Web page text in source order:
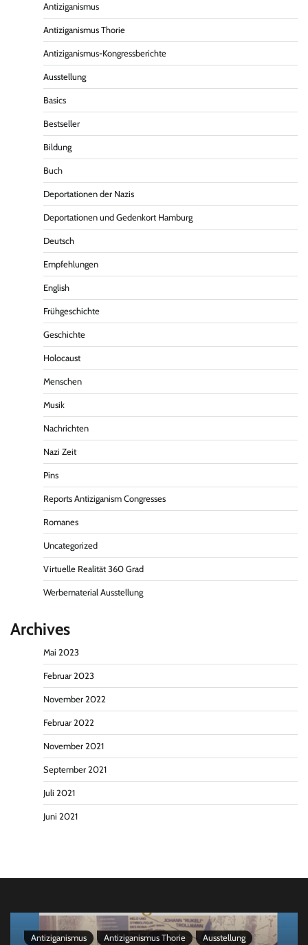
Antiziganismus
Antiziganismus Thorie
Antiziganismus-Kongressberichte
Ausstellung
Basics
Bestseller
Bildung
Buch
Deportationen der Nazis
Deportationen und Gedenkort Hamburg
Deutsch
Empfehlungen
English
Frühgeschichte
Geschichte
Holocaust
Menschen
Musik
Nachrichten
Nazi Zeit
Pins
Reports Antiziganism Congresses
Romanes
Uncategorized
Virtuelle Realität 360 Grad
Werbematerial Ausstellung
Archives
Mai 2023
Februar 2023
November 2022
Februar 2022
November 2021
September 2021
Juli 2021
Juni 2021
Antiziganismus Antiziganismus Thorie Ausstellung